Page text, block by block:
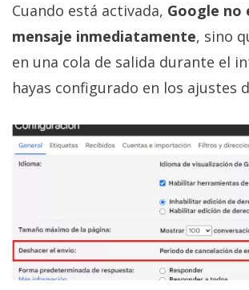
Cuando está activada, Google no
mensaje inmediatamente, sino
en una cola de salida durante el
hayas configurado en los ajustes